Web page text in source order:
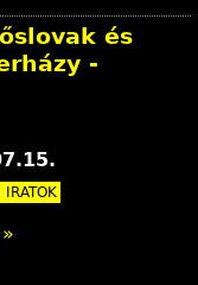
és
-
IRATOK